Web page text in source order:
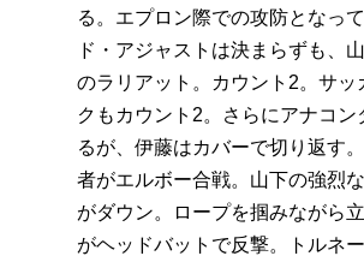
る。エプロン際での攻防となっ
ド・アジャストは決まらずも、
のラリアット。カウント2。サッ
クもカウント2。さらにアナコン
るが、伊藤はカバーで切り返す
者がエルボー合戦。山下の強烈
がダウン。ロープを掴みながら
がヘッドバットで反撃。トルネ